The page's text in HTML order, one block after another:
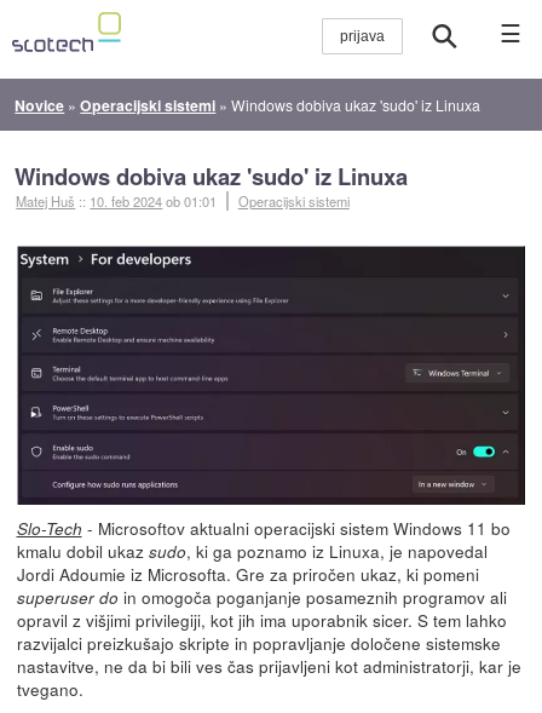
☰
Novice »Operacijski sistemi »Windows dobiva ukaz 'sudo' iz Linuxa
Windows dobiva ukaz 'sudo' iz Linuxa
Matej Huš :: 10. feb 2024ob 01:01 Operacijski sistemi
Slo-Tech - Microsoftov aktualni operacijski sistem Windows 11 bo
kmalu dobil ukaz sudo, ki ga poznamo iz Linuxa, je napovedal
Jordi Adoumie iz Microsofta. Gre za priročen ukaz, ki pomeni
superuser do in omogoča poganjanje posameznih programov ali
opravil z višjimi privilegiji, kot jih ima uporabnik sicer. S tem lahko
razvijalci preizkušajo skripte in popravljanje določene sistemske
nastavitve, ne da bi bili ves čas prijavljeni kot administratorji, kar je
tvegano.